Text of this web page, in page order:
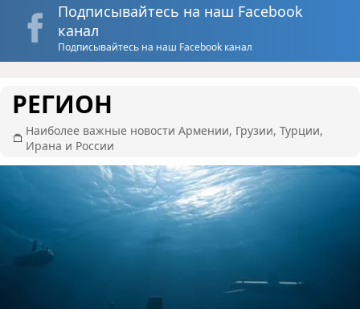
Подписывайтесь на наш Facebook
канал
Подписывайтесь на наш Facebook канал
РЕГИОН
Наиболее важные новости Армении, Грузии, Турции,
Ирана и России